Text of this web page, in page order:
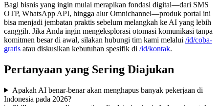
Bagi bisnis yang ingin mulai merapikan fondasi digital—dari SMS
OTP, WhatsApp API, hingga alur Omnichannel—produk portal ini
bisa menjadi jembatan praktis sebelum melangkah ke AI yang lebih
canggih. Jika Anda ingin mengeksplorasi otomasi komunikasi tanpa
komitmen besar di awal, silakan hubungi tim kami melalui /id/coba-
gratis atau diskusikan kebutuhan spesifik di /id/kontak.
Pertanyaan yang Sering Diajukan
Apakah AI benar-benar akan menghapus banyak pekerjaan di
Indonesia pada 2026?